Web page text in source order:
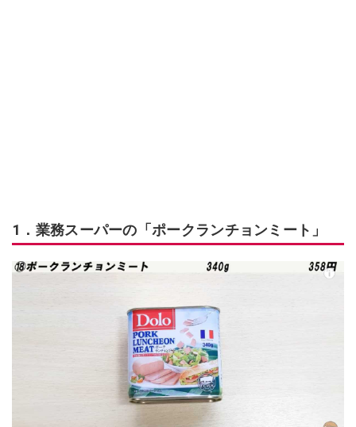
1．業務スーパーの「ポークランチョンミート」